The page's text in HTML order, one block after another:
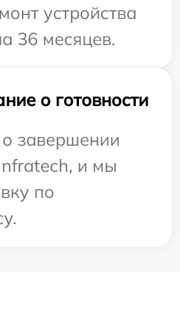
устройства
36 месяцев.
о готовности
завершении
и мы
по